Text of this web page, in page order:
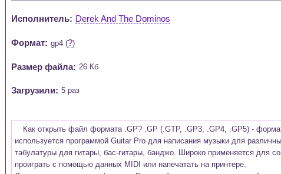
Исполнитель: Derek And The Dominos
Формат: gp4 (?)
Размер файла: 26 Кб
Загрузили: 5 раз
Как открыть файл формата .GP? .GP (.GTP, .GP3, .GP4, .GP5) -
используется программой Guitar Pro для написания музыки для
табулатуры для гитары, бас-гитары, банджо. Широко применяется для
проиграть с помощью данных MIDI или напечатать на принтере.